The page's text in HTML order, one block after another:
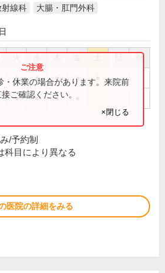
射線科 大腸・肛門外科
祝
● ● ● ●
● ● ●
・休業の場合があります。来院前
ご確認ください。
×閉じる
/予約制
科目により異なる
医院の詳細をみる